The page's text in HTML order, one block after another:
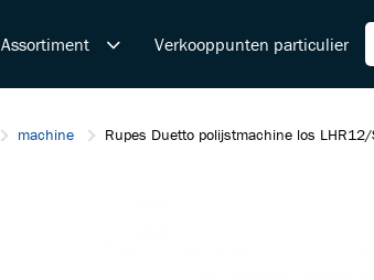
Assortiment
Polijsten en Lakcorrectie
Verkooppunten particulier
machine Rupes Duetto polijstmachine los LHR12/